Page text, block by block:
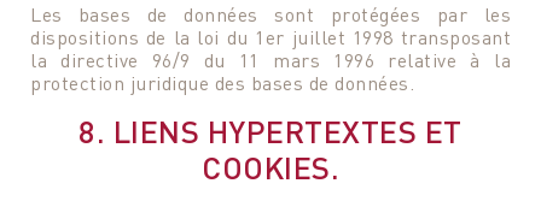
Les bases de données sont protégées par les
dispositions de la loi du 1er juillet 1998 transposant
la directive 96/9 du 11 mars 1996 relative à la
protection juridique des bases de données.
8. LIENS HYPERTEXTES ET
COOKIES.